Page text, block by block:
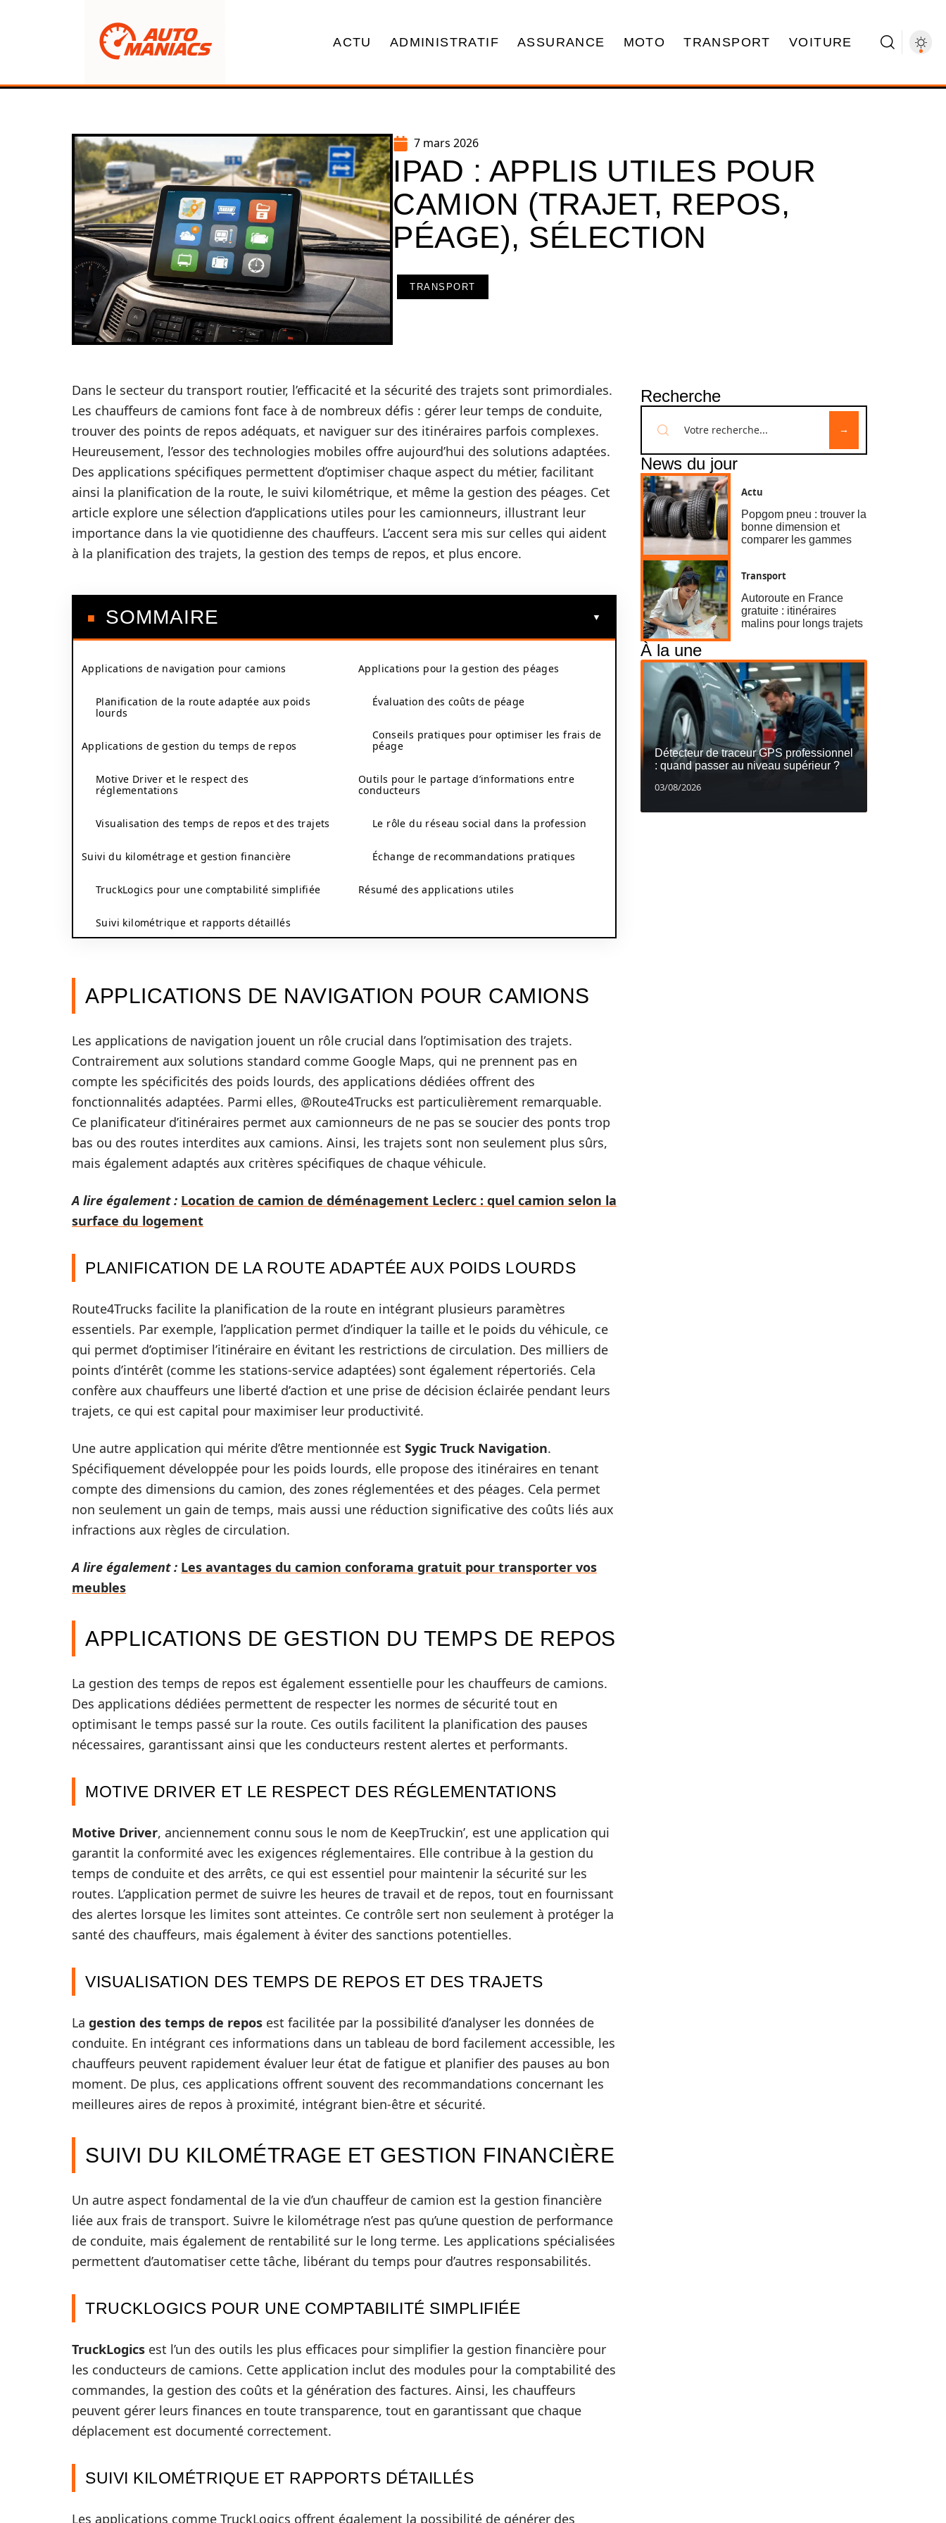
ACTU ADMINISTRATIF ASSURANCE MOTO TRANSPORT VOITURE
7 mars 2026
IPAD : APPLIS UTILES POUR
CAMION (TRAJET, REPOS,
PÉAGE), SÉLECTION
TRANSPORT
Dans le secteur du transport routier, l’efficacité et la sécurité des trajets sont primordiales.
Les chauffeurs de camions font face à de nombreux défis : gérer leur temps de conduite,
trouver des points de repos adéquats, et naviguer sur des itinéraires parfois complexes.
Heureusement, l’essor des technologies mobiles offre aujourd’hui des solutions adaptées.
Des applications spécifiques permettent d’optimiser chaque aspect du métier, facilitant
ainsi la planification de la route, le suivi kilométrique, et même la gestion des péages. Cet
article explore une sélection d’applications utiles pour les camionneurs, illustrant leur
importance dans la vie quotidienne des chauffeurs. L’accent sera mis sur celles qui aident
à la planification des trajets, la gestion des temps de repos, et plus encore.
SOMMAIRE
Applications de navigation pour camions
Planification de la route adaptée aux poids
lourds
Applications de gestion du temps de repos
Motive Driver et le respect des
réglementations
Visualisation des temps de repos et des trajets
Suivi du kilométrage et gestion financière
TruckLogics pour une comptabilité simplifiée
Suivi kilométrique et rapports détaillés
Applications pour la gestion des péages
Évaluation des coûts de péage
Conseils pratiques pour optimiser les frais de
péage
Outils pour le partage d’informations entre
conducteurs
Le rôle du réseau social dans la profession
Échange de recommandations pratiques
Résumé des applications utiles
APPLICATIONS DE NAVIGATION POUR CAMIONS
Les applications de navigation jouent un rôle crucial dans l’optimisation des trajets.
Contrairement aux solutions standard comme Google Maps, qui ne prennent pas en
compte les spécificités des poids lourds, des applications dédiées offrent des
fonctionnalités adaptées. Parmi elles, @Route4Trucks est particulièrement remarquable.
Ce planificateur d’itinéraires permet aux camionneurs de ne pas se soucier des ponts trop
bas ou des routes interdites aux camions. Ainsi, les trajets sont non seulement plus sûrs,
mais également adaptés aux critères spécifiques de chaque véhicule.
A lire également : Location de camion de déménagement Leclerc : quel camion selon la
surface du logement
PLANIFICATION DE LA ROUTE ADAPTÉE AUX POIDS LOURDS
Route4Trucks facilite la planification de la route en intégrant plusieurs paramètres
essentiels. Par exemple, l’application permet d’indiquer la taille et le poids du véhicule, ce
qui permet d’optimiser l’itinéraire en évitant les restrictions de circulation. Des milliers de
points d’intérêt (comme les stations-service adaptées) sont également répertoriés. Cela
confère aux chauffeurs une liberté d’action et une prise de décision éclairée pendant leurs
trajets, ce qui est capital pour maximiser leur productivité.
Une autre application qui mérite d’être mentionnée est Sygic Truck Navigation.
Spécifiquement développée pour les poids lourds, elle propose des itinéraires en tenant
compte des dimensions du camion, des zones réglementées et des péages. Cela permet
non seulement un gain de temps, mais aussi une réduction significative des coûts liés aux
infractions aux règles de circulation.
A lire également : Les avantages du camion conforama gratuit pour transporter vos
meubles
APPLICATIONS DE GESTION DU TEMPS DE REPOS
La gestion des temps de repos est également essentielle pour les chauffeurs de camions.
Des applications dédiées permettent de respecter les normes de sécurité tout en
optimisant le temps passé sur la route. Ces outils facilitent la planification des pauses
nécessaires, garantissant ainsi que les conducteurs restent alertes et performants.
MOTIVE DRIVER ET LE RESPECT DES RÉGLEMENTATIONS
Motive Driver, anciennement connu sous le nom de KeepTruckin’, est une application qui
garantit la conformité avec les exigences réglementaires. Elle contribue à la gestion du
temps de conduite et des arrêts, ce qui est essentiel pour maintenir la sécurité sur les
routes. L’application permet de suivre les heures de travail et de repos, tout en fournissant
des alertes lorsque les limites sont atteintes. Ce contrôle sert non seulement à protéger la
santé des chauffeurs, mais également à éviter des sanctions potentielles.
VISUALISATION DES TEMPS DE REPOS ET DES TRAJETS
La gestion des temps de repos est facilitée par la possibilité d’analyser les données de
conduite. En intégrant ces informations dans un tableau de bord facilement accessible, les
chauffeurs peuvent rapidement évaluer leur état de fatigue et planifier des pauses au bon
moment. De plus, ces applications offrent souvent des recommandations concernant les
meilleures aires de repos à proximité, intégrant bien-être et sécurité.
SUIVI DU KILOMÉTRAGE ET GESTION FINANCIÈRE
Un autre aspect fondamental de la vie d’un chauffeur de camion est la gestion financière
liée aux frais de transport. Suivre le kilométrage n’est pas qu’une question de performance
de conduite, mais également de rentabilité sur le long terme. Les applications spécialisées
permettent d’automatiser cette tâche, libérant du temps pour d’autres responsabilités.
TRUCKLOGICS POUR UNE COMPTABILITÉ SIMPLIFIÉE
TruckLogics est l’un des outils les plus efficaces pour simplifier la gestion financière pour
les conducteurs de camions. Cette application inclut des modules pour la comptabilité des
commandes, la gestion des coûts et la génération des factures. Ainsi, les chauffeurs
peuvent gérer leurs finances en toute transparence, tout en garantissant que chaque
déplacement est documenté correctement.
SUIVI KILOMÉTRIQUE ET RAPPORTS DÉTAILLÉS
Les applications comme TruckLogics offrent également la possibilité de générer des
Recherche
News du jour
Actu
Popgom pneu : trouver la
bonne dimension et
comparer les gammes
Transport
Autoroute en France
gratuite : itinéraires
malins pour longs trajets
À la une
Détecteur de traceur GPS professionnel
: quand passer au niveau supérieur ?
03/08/2026